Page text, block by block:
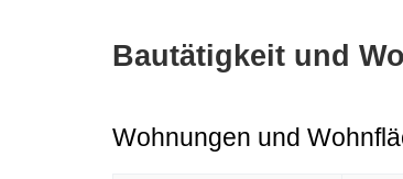
Bautätigkeit und
Wohnungen und